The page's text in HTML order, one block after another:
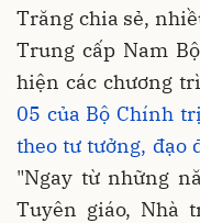
Trăng chia sẻ,
Trung cấp Nam
hiện các chương
05 của Bộ Chính
theo tư tưởng, đạo
"Ngay từ những
Tuyên giáo, Nhà